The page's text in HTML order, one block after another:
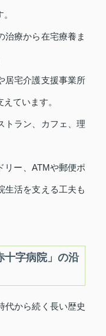
治療から在宅療養ま
居宅介護支援事業所
ています。
トラン、カフェ、理
リー、ATMや郵便ポ
生活を支える工夫も
十字病院」の沿
代から続く長い歴史